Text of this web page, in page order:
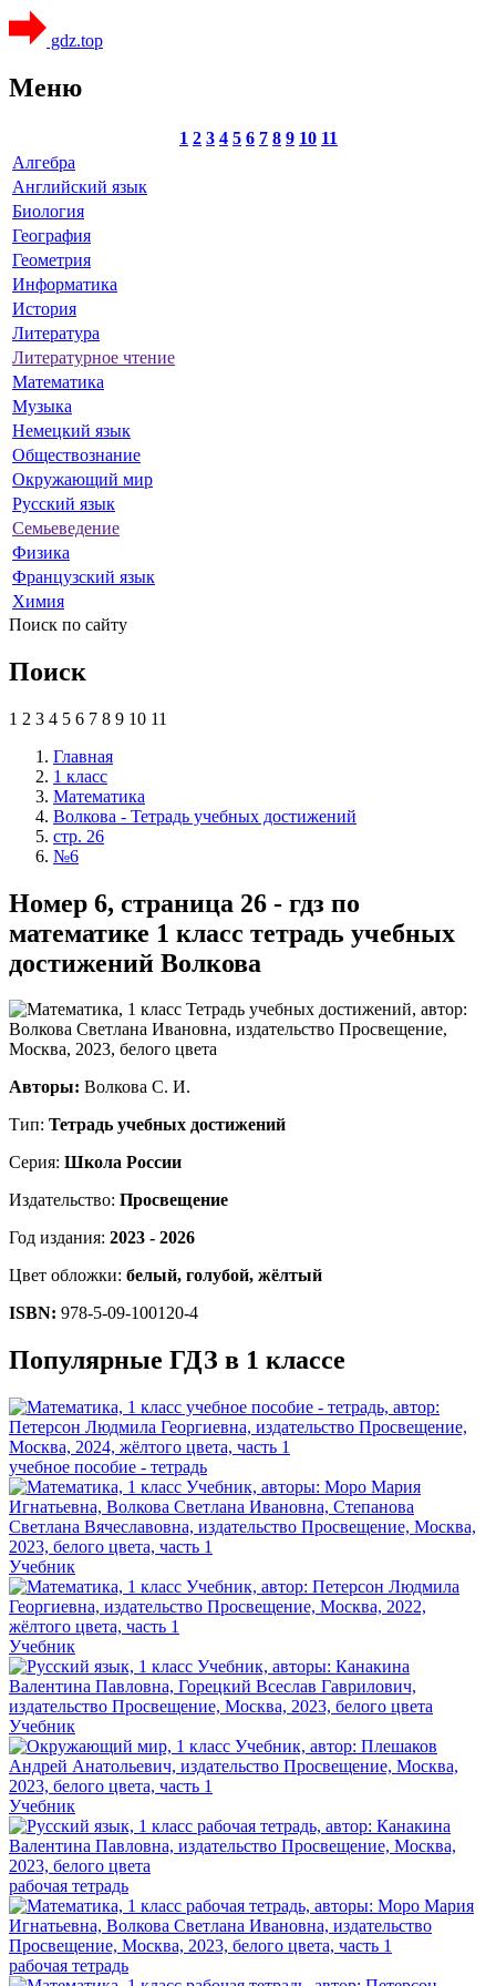
gdz.top
Меню
1 2 3 4 5 6 7 8 9 10 11
Алгебра
Английский язык
Биология
География
Геометрия
Информатика
История
Литература
Литературное чтение
Математика
Музыка
Немецкий язык
Обществознание
Окружающий мир
Русский язык
Семьеведение
Физика
Французский язык
Химия
Поиск по сайту
Поиск
1 2 3 4 5 6 7 8 9 10 11
Главная
1 класс
Математика
Волкова - Тетрадь учебных достижений
стр. 26
№6
Номер 6, страница 26 - гдз по
математике 1 класс тетрадь учебных
достижений Волкова
Авторы: Волкова С. И.
Тип: Тетрадь учебных достижений
Серия: Школа России
Издательство: Просвещение
Год издания: 2023 - 2026
Цвет обложки: белый, голубой, жёлтый
ISBN: 978-5-09-100120-4
Популярные ГДЗ в 1 классе
учебное пособие - тетрадь
Учебник
Учебник
Учебник
Учебник
рабочая тетрадь
рабочая тетрадь